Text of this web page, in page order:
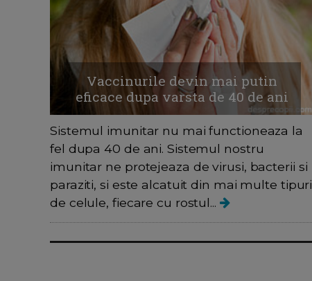
Vaccinurile devin mai putin
eficace dupa varsta de 40 de ani
Sistemul imunitar nu mai functioneaza la
fel dupa 40 de ani. Sistemul nostru
imunitar ne protejeaza de virusi, bacterii si
paraziti, si este alcatuit din mai multe tipuri
de celule, fiecare cu rostul...